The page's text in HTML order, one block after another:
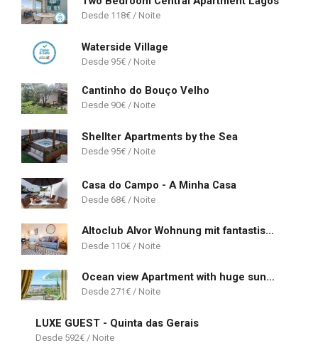
118€
Waterside Village
95€
Cantinho do Bouço Velho
90€
Shellter Apartments by the Sea
95€
Casa do Campo - A Minha Casa
68€
Altoclub Alvor Wohnung mit fantastischem Ausblick
110€
Ocean view Apartment with huge sunny Terrace, 2 Swimming pools & Tennis court
271€
LUXE GUEST - Quinta das Gerais
592€